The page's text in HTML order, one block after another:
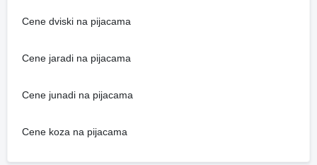
Cene dviski na pijacama
Cene jaradi na pijacama
Cene junadi na pijacama
Cene koza na pijacama